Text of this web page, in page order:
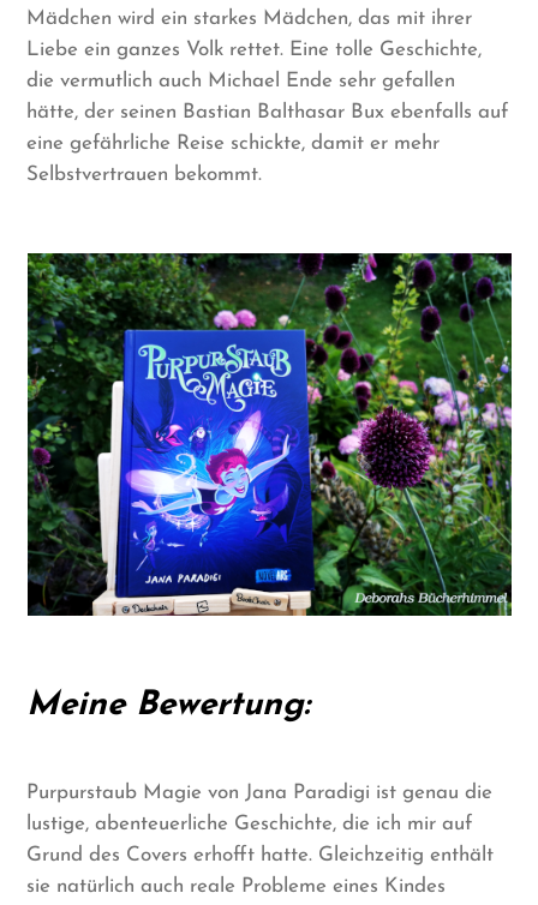
Mädchen wird ein starkes Mädchen, das mit ihrer
Liebe ein ganzes Volk rettet. Eine tolle Geschichte,
die vermutlich auch Michael Ende sehr gefallen
hätte, der seinen Bastian Balthasar Bux ebenfalls auf
eine gefährliche Reise schickte, damit er mehr
Selbstvertrauen bekommt.
Meine Bewertung:
Purpurstaub Magie von Jana Paradigi ist genau die
lustige, abenteuerliche Geschichte, die ich mir auf
Grund des Covers erhofft hatte. Gleichzeitig enthält
sie natürlich auch reale Probleme eines Kindes